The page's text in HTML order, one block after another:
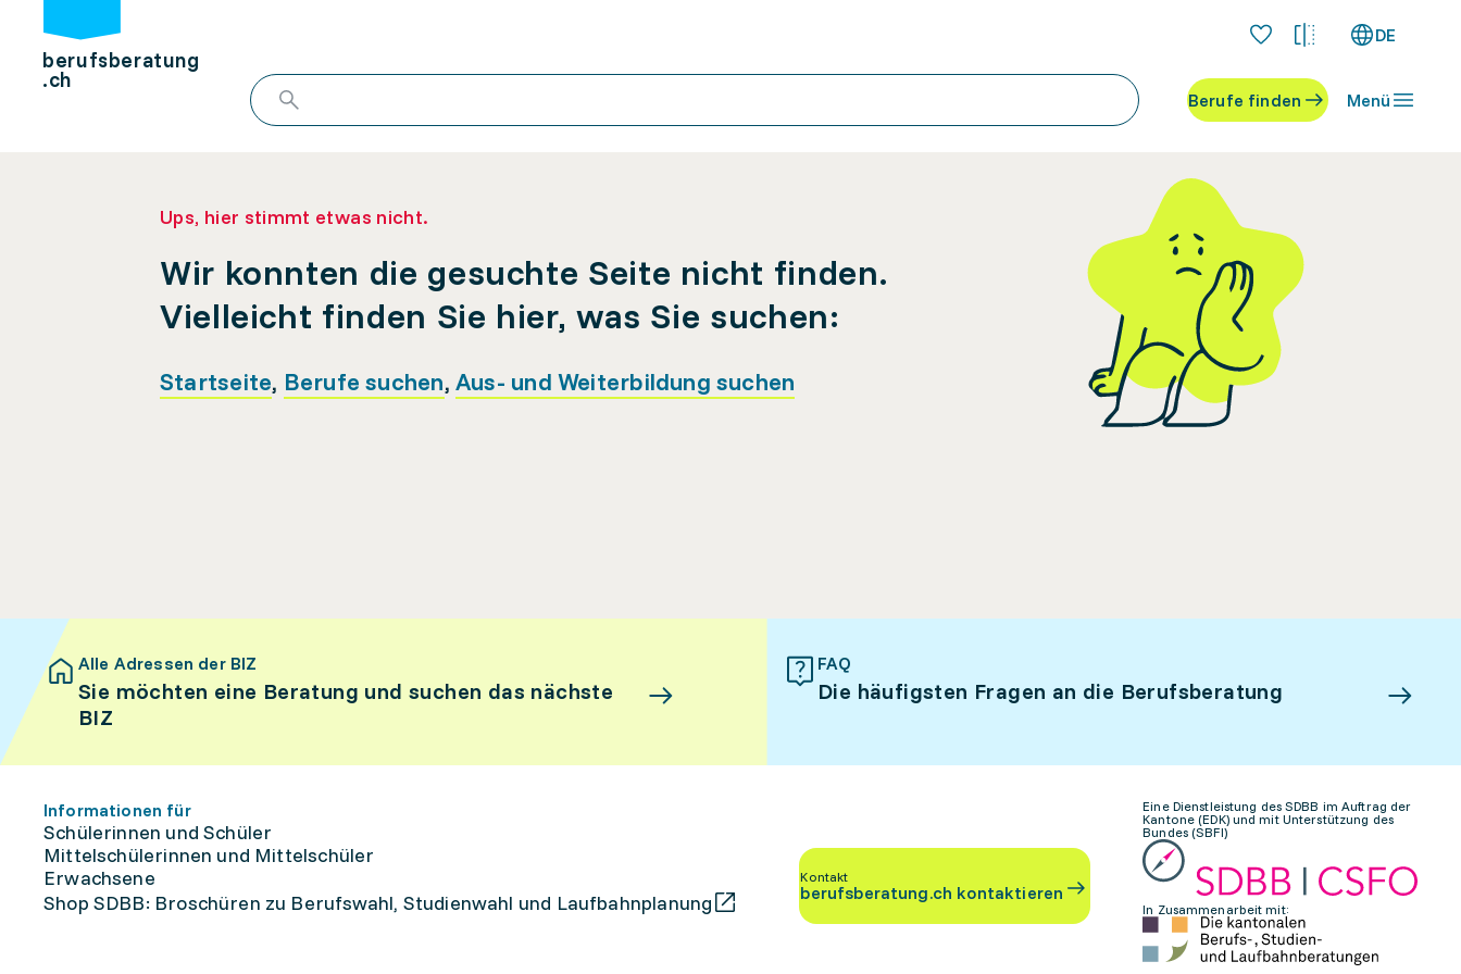
berufsberatung
.ch
DE
Berufe finden Menü
Ups, hier stimmt etwas nicht.
Wir konnten die gesuchte Seite nicht finden.
Vielleicht finden Sie hier, was Sie suchen:
Startseite, Berufe suchen, Aus- und Weiterbildung suchen
Alle Adressen der BIZ
Sie möchten eine Beratung und suchen das nächste
BIZ
FAQ
Die häufigsten Fragen an die Berufsberatung
Informationen für
Schülerinnen und Schüler
Mittelschülerinnen und Mittelschüler
Erwachsene
Shop SDBB: Broschüren zu Berufswahl, Studienwahl und Laufbahnplanung
Kontakt
berufsberatung.ch kontaktieren
Eine Dienstleistung des SDBB im Auftrag der
Kantone (EDK) und mit Unterstützung des
Bundes (SBFI)
In Zusammenarbeit mit: